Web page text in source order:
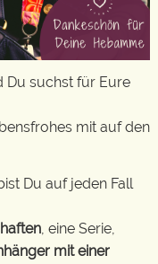
Du suchst für Eure
mit auf den
Du auf jeden Fall
, eine Serie,
mit einer